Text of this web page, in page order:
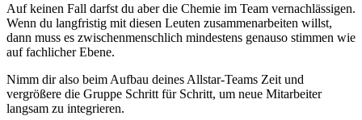
Auf keinen Fall darfst du aber die Chemie im Team vernachlässigen.
Wenn du langfristig mit diesen Leuten zusammenarbeiten willst,
dann muss es zwischenmenschlich mindestens genauso stimmen wie
auf fachlicher Ebene.
Nimm dir also beim Aufbau deines Allstar-Teams Zeit und
vergrößere die Gruppe Schritt für Schritt, um neue Mitarbeiter
langsam zu integrieren.